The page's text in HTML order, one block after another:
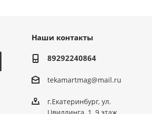
Наши контакты
89292240864
tekamartmag@mail.ru
г.Екатеринбург, ул.